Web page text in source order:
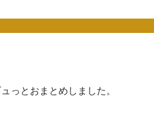
っとおまとめしました。